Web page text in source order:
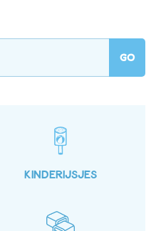
GO
KINDERIJSJES